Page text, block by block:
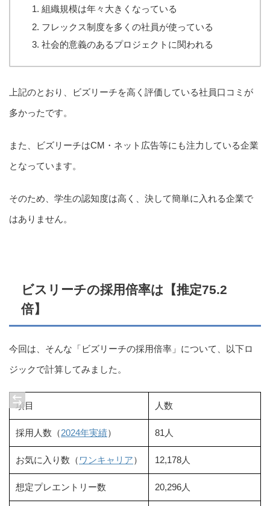
組織規模は年々大きくなっている
フレックス制度を多くの社員が使っている
社会的意義のあるプロジェクトに関われる
上記のとおり、ビズリーチを高く評価している社員口コミが
多かったです。
また、ビズリーチはCM・ネット広告等にも注力している企業
となっています。
そのため、学生の認知度は高く、決して簡単に入れる企業で
はありません。
ビスリーチの採用倍率は【推定75.2
倍】
今回は、そんな「ビズリーチの採用倍率」について、以下ロ
ジックで計算してみました。
項目 人数
採用人数（2024年実績） 81人
お気に入り数（ ワンキャリア） 12,178人
想定プレエントリー数 20,296人